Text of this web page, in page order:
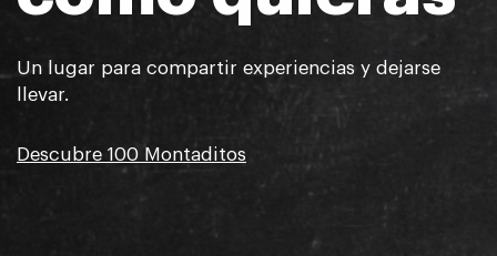
Un lugar para compartir experiencias y dejarse
llevar.
Descubre 100 Montaditos